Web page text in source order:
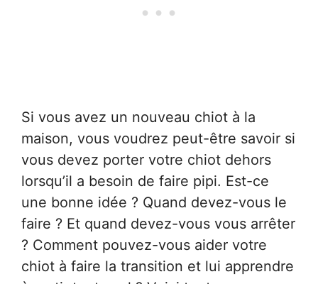
Si vous avez un nouveau chiot à la
maison, vous voudrez peut-être savoir si
vous devez porter votre chiot dehors
lorsqu’il a besoin de faire pipi. Est-ce
une bonne idée ? Quand devez-vous le
faire ? Et quand devez-vous vous arrêter
? Comment pouvez-vous aider votre
chiot à faire la transition et lui apprendre